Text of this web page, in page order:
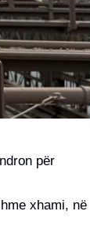
për
xhami, në